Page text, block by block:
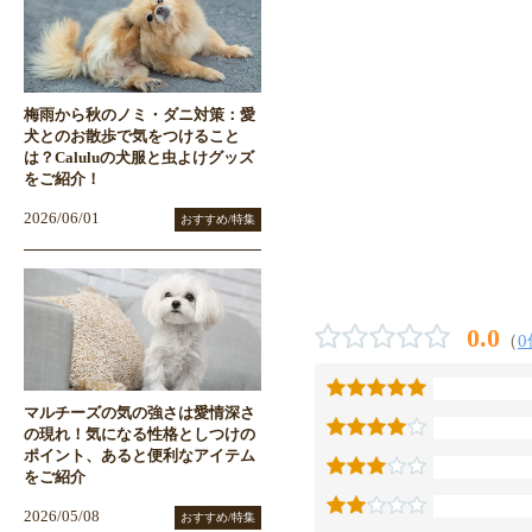
0.0 （0
梅雨から秋のノミ・ダニ対策：愛
犬とのお散歩で気をつけること
は？Caluluの犬服と虫よけグッズ
をご紹介！
2026/06/01 おすすめ/特集
マルチーズの気の強さは愛情深さ
の現れ！気になる性格としつけの
ポイント、あると便利なアイテム
をご紹介
2026/05/08 おすすめ/特集